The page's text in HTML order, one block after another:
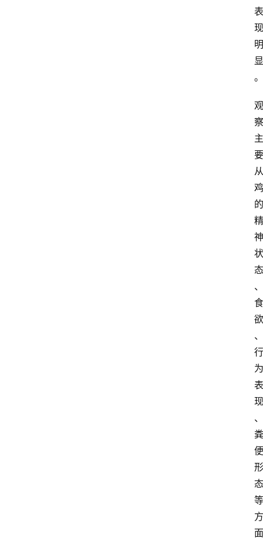
表
现
明
显
。
观
察
主
要
从
鸡
的
精
神
状
态
、
食
欲
、
行
为
表
现
、
粪
便
形
态
等
方
面